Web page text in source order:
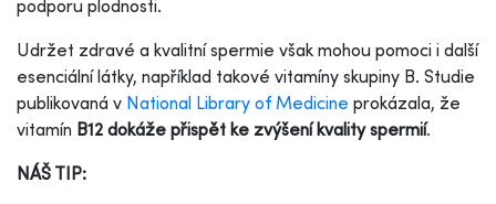
podporu plodnosti.
Udržet zdravé a kvalitní spermie však mohou pomoci i další
esenciální látky, například takové vitamíny skupiny B. Studie
publikovaná v National Library of Medicine prokázala, že
vitamín B12 dokáže přispět ke zvýšení kvality spermií.
NÁŠ TIP: